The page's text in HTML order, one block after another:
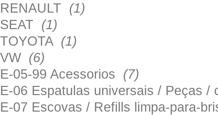
RENAULT (1)
SEAT (1)
TOYOTA (1)
VW (6)
E-05-99 Acessorios (7)
E-06 Espatulas universais / Peças
E-07 Escovas / Refills limpa-para-